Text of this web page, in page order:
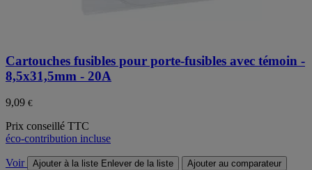
Cartouches fusibles pour porte-fusibles avec témoin -
8,5x31,5mm - 20A
9,09 €
Prix conseillé TTC
éco-contribution incluse
Voir Ajouter à la liste Enlever de la liste Ajouter au comparateur